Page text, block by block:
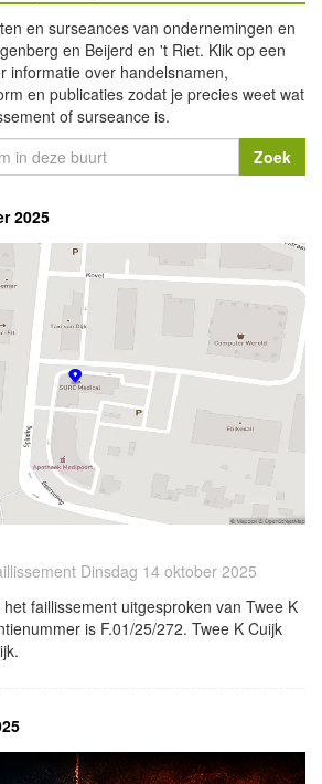
en surseances van ondernemingen en
en Beijerd en 't Riet. Klik op een
informatie over handelsnamen,
en publicaties zodat je precies weet wat
of surseance is.
2025
Dinsdag 14 oktober 2025
faillissement uitgesproken van Twee K
is F.01/25/272. Twee K Cuijk